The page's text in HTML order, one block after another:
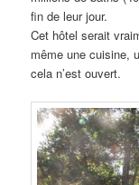
fin de leur jour.
Cet hôtel serait
même une cuisine,
cela n’est ouvert.